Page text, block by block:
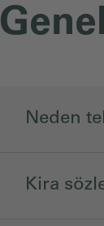
Neden
Kira